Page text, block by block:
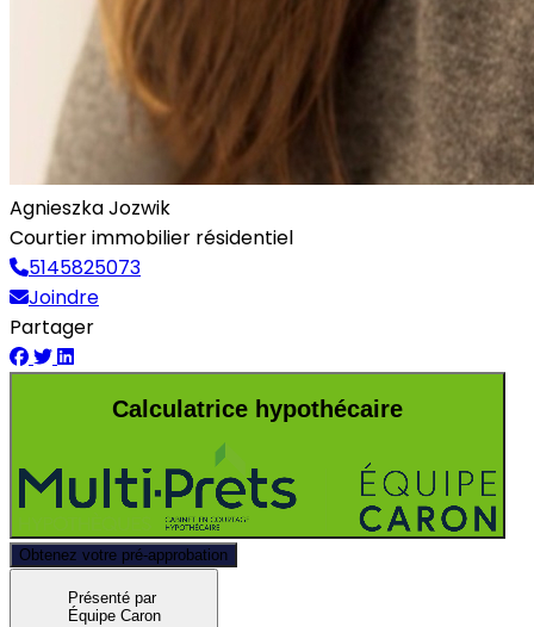
Agnieszka Jozwik
Courtier immobilier résidentiel
5145825073
Joindre
Partager
Calculatrice hypothécaire
Obtenez votre pré-approbation
Présenté par
Équipe Caron